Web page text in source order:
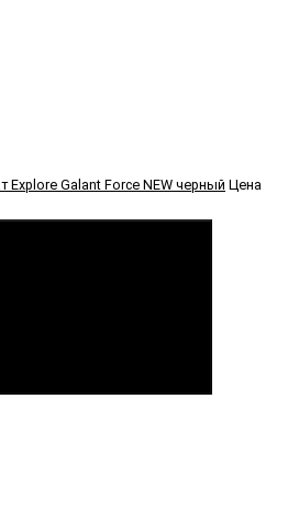
Explore Galant Force NEW черный Цена